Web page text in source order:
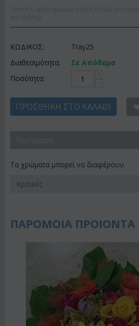
ΚΩΔΙΚΟΣ:
Tray25
Διαθεσιμότητα:
Σε Απόθεμα
Ποσότητα:
ΠΡΟΣΘΉΚΗ ΣΤΟ ΚΑΛΆΘΙ
Τα χρώματα μπορεί να διαφέρουν.
Κριτικές
ΠΑΡΟΜΟΙΑ ΠΡΟΙΟΝΤΑ